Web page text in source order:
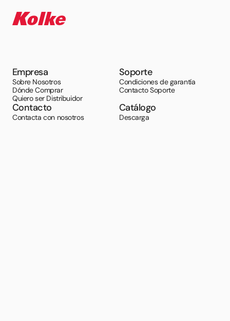
Empresa
Sobre Nosotros
Dónde Comprar
Quiero ser Distribuidor
Soporte
Condiciones de garantía
Contacto Soporte
Contacto
Contacta con nosotros
Catálogo
Descarga